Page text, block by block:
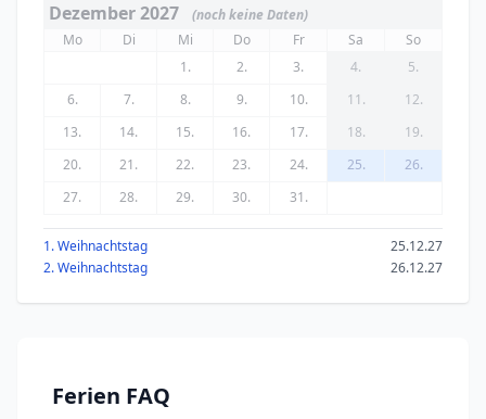
Dezember 2027
(noch keine Daten)
Mo
Di Mi Do Fr Sa
So
1.
2. 3. 4.
5.
6.
7. 8. 9. 10. 11.
12.
13.
14. 15. 16. 17. 18.
19.
20.
21. 22. 23. 24. 25.
26.
27.
28. 29. 30. 31.
1. Weihnachtstag
25.12.27
2. Weihnachtstag
26.12.27
Ferien FAQ